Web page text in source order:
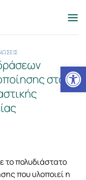
στο
το πολυδιάστατο
που υλοποιεί η